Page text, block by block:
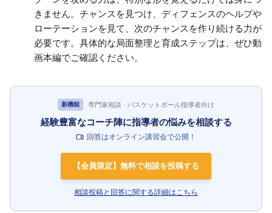
きません。チャンスを見つけ、ディフェンスのヘルプや
ローテーションを見て、次のチャンスを作り続ける力が
必要です。具体的な局面整理と育成ステップは、ぜひ動
画本編でご確認ください。
新機能 専門家相談 · バスケットボール指導者向け
経験豊富なコーチ陣に指導者の悩みを相談する
回答はオンライン講習会で公開！
【会員限定】無料で相談を投稿する
相談投稿と回答に関する詳細はこちら